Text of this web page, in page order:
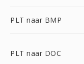
PLT naar BMP
PLT naar DOC